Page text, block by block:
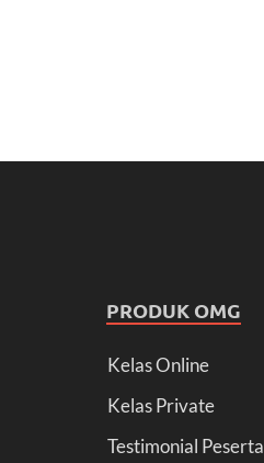
PRODUK OMG
Kelas Online
Kelas Private
Testimonial Peserta